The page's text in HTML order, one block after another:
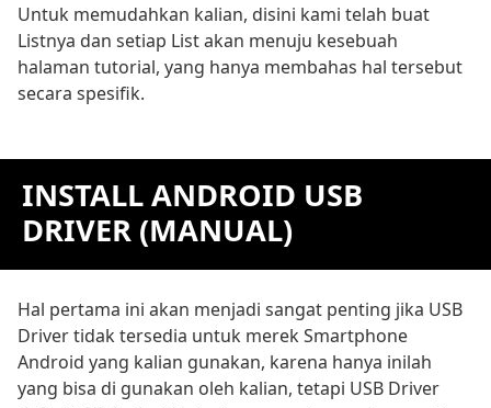
Untuk memudahkan kalian, disini kami telah buat
Listnya dan setiap List akan menuju kesebuah
halaman tutorial, yang hanya membahas hal tersebut
secara spesifik.
INSTALL ANDROID USB
DRIVER (MANUAL)
Hal pertama ini akan menjadi sangat penting jika USB
Driver tidak tersedia untuk merek Smartphone
Android yang kalian gunakan, karena hanya inilah
yang bisa di gunakan oleh kalian, tetapi USB Driver